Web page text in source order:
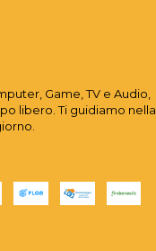
Game, TV e Audio,
libero. Ti guidiamo nella